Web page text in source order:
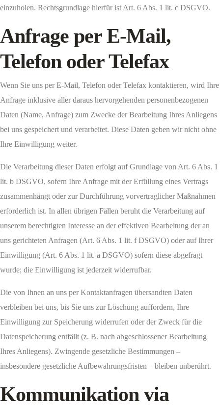
einzuholen. Rechtsgrundlage hierfür ist Art. 6 Abs. 1 lit. c DSGVO.
Anfrage per E-Mail,
Telefon oder Telefax
Wenn Sie uns per E-Mail, Telefon oder Telefax kontaktieren, wird Ihre
Anfrage inklusive aller daraus hervorgehenden personenbezogenen
Daten (Name, Anfrage) zum Zwecke der Bearbeitung Ihres Anliegens
bei uns gespeichert und verarbeitet. Diese Daten geben wir nicht ohne
Ihre Einwilligung weiter.
Die Verarbeitung dieser Daten erfolgt auf Grundlage von Art. 6 Abs. 1
lit. b DSGVO, sofern Ihre Anfrage mit der Erfüllung eines Vertrags
zusammenhängt oder zur Durchführung vorvertraglicher Maßnahmen
erforderlich ist. In allen übrigen Fällen beruht die Verarbeitung auf
unserem berechtigten Interesse an der effektiven Bearbeitung der an
uns gerichteten Anfragen (Art. 6 Abs. 1 lit. f DSGVO) oder auf Ihrer
Einwilligung (Art. 6 Abs. 1 lit. a DSGVO) sofern diese abgefragt
wurde; die Einwilligung ist jederzeit widerrufbar.
Die von Ihnen an uns per Kontaktanfragen übersandten Daten
verbleiben bei uns, bis Sie uns zur Löschung auffordern, Ihre
Einwilligung zur Speicherung widerrufen oder der Zweck für die
Datenspeicherung entfällt (z. B. nach abgeschlossener Bearbeitung
Ihres Anliegens). Zwingende gesetzliche Bestimmungen –
insbesondere gesetzliche Aufbewahrungsfristen – bleiben unberührt.
Kommunikation via